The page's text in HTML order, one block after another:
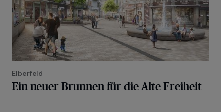
Elberfeld
Ein neuer Brunnen für die Alte Freiheit